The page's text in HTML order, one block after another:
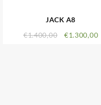
JACK A8
€1.400,00 €1.300,00